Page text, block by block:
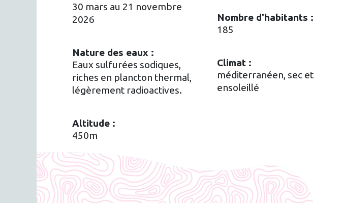
30 mars au 21 novembre
2026
Nature des eaux :
Eaux sulfurées sodiques,
riches en plancton thermal,
légèrement radioactives.
Altitude :
450m
Nombre d'habitants :
185
Climat :
méditerranéen, sec et
ensoleillé